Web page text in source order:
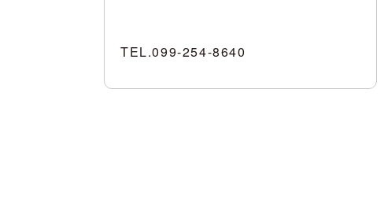
TEL.099-254-8640